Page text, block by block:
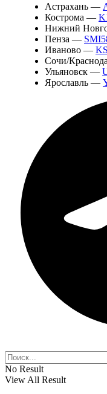
Астрахань —
Кострома —
Нижний
Пенза —
Иваново —
Сочи/
Ульяновск —
Ярославль —
No Result
View All Result